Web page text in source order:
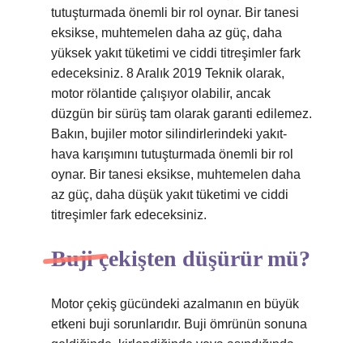
tutuşturmada önemli bir rol oynar. Bir tanesi
eksikse, muhtemelen daha az güç, daha
yüksek yakıt tüketimi ve ciddi titreşimler fark
edeceksiniz. 8 Aralık 2019 Teknik olarak,
motor rölantide çalışıyor olabilir, ancak
düzgün bir sürüş tam olarak garanti edilemez.
Bakın, bujiler motor silindirlerindeki yakıt-
hava karışımını tutuşturmada önemli bir rol
oynar. Bir tanesi eksikse, muhtemelen daha
az güç, daha düşük yakıt tüketimi ve ciddi
titreşimler fark edeceksiniz.
Buji çekişten düşürür mü?
Motor çekiş gücündeki azalmanın en büyük
etkeni buji sorunlarıdır. Buji ömrünün sonuna